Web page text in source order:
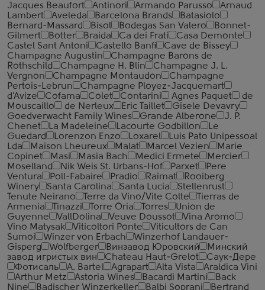
Jacques Beaufort
Antinori Armando Parusso
Arnaud
Lambert
Aveleda Barcelona Brands
Batasiolo
Bernard-Massard
Bisol Bodegas San Valero
Bonnet-
Gilmert
Botter Braida Ca dei Frati
Casa Demonte
Castel Sant Antoni
Castello Banfi
Cave de Bissey
Champagne Augustin
Champagne Barons de
Rothschild
Champagne H. Blin
Champagne J. L.
Vergnon
Champagne Montaudon
Champagne
Pertois-Lebrun
Champagne Ployez-Jacquemart
d'Avize
Cofama Colet Contarini Agnes Paquet
de
Mouscaillo
de Nerleux Eric Taillet
Gisele Devavry
Goedverwacht Family Wines
Grande Alberone
J. P.
Chenet
La Madeleine Lacourte Godbillon
Le
Guedard
Lorenzon Enzo Loxarel
Luis Pato Unipessoal
Lda
Maison Lheureux Malat Marcel Vezien
Marie
Copinet
Masi Masia Bach Medici Ermete
Mercier
Moselland
Nik Weis St. Urbans-Hof Parxet
Pere
Ventura
Poll-Fabaire Pradio Raimat
Rooiberg
Winery
Santa Carolina Santa Lucia
Stellenrust
Tenute Neirano
Terre da Vino/Vite Colte
Tierras de
Armenia
Tinazzi Torre Oria Torres
Union de
Guyenne
VallDolina Veuve Doussot
Vina Aromo
Vino Matysak
Viticoltori Ponte
Viticultors de Can
Sumoi
Winzer von Erbach
Winzerhof Landauer-
Gisperg
Wolfberger Винзавод Юровский
Минский
завод игристых вин
Сhateau Haut-Grelot
Саук-Дере
Фотисаль
A. Bartel Agrapart Alta Vista
Araldica Vini
Arthur Metz
Astoria Wines Bacardi Martini
Back
Nine
Badischer Winzerkeller Balbi Soprani
Bertrand